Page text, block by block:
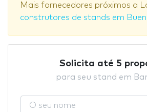
Mais fornecedores próximos a
construtores de stands em
Solicita até 5
para seu stand em